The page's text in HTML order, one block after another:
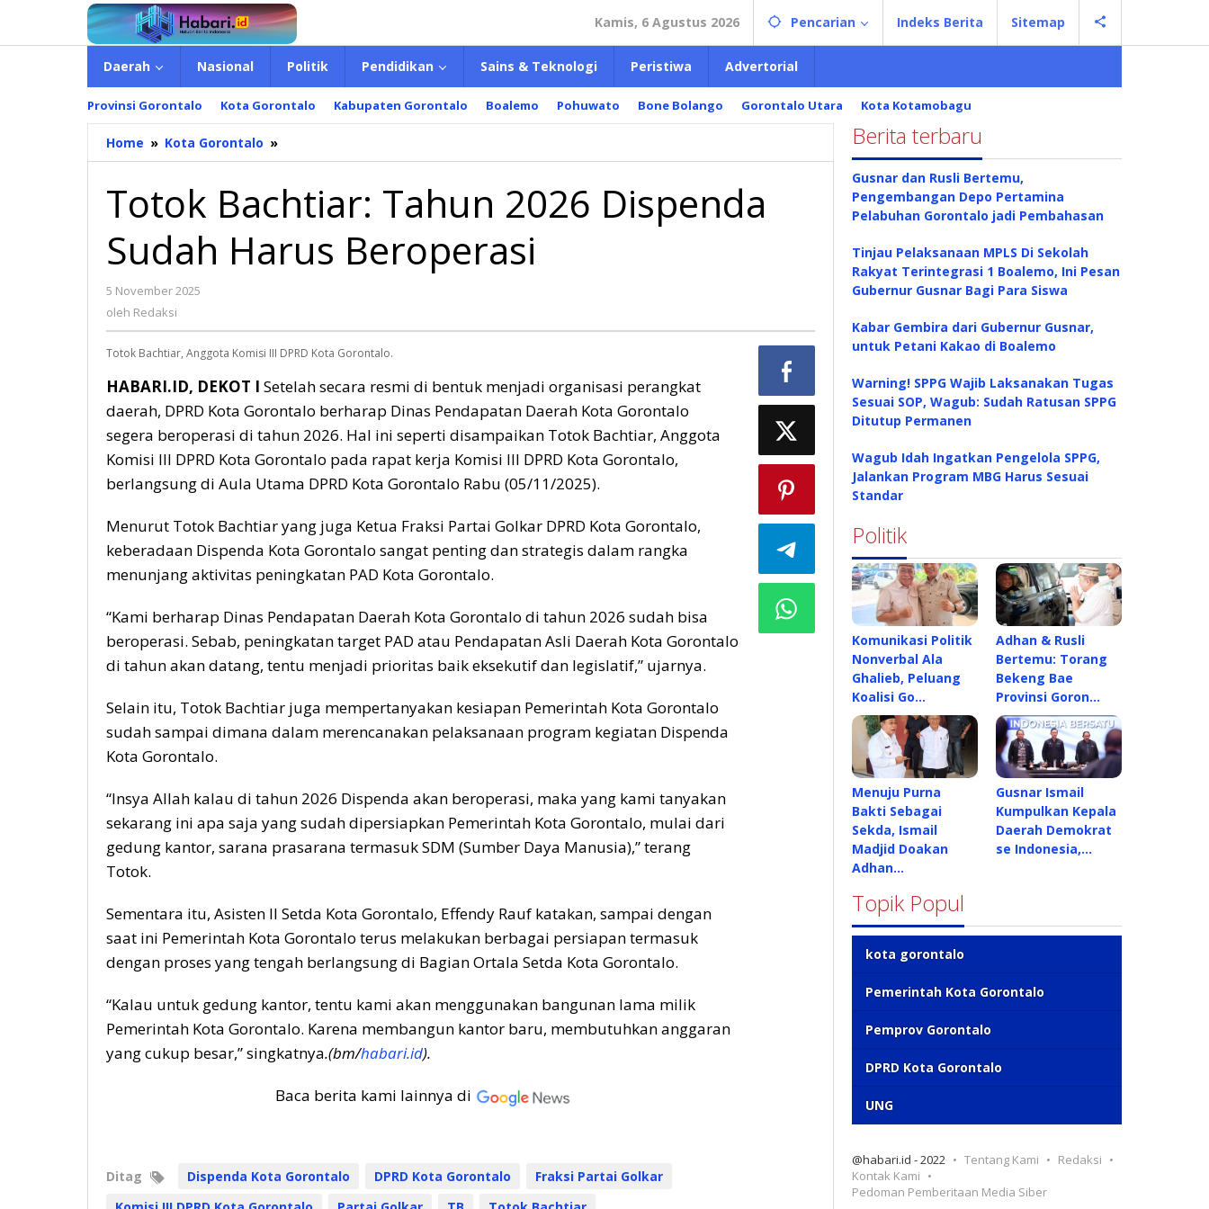
konten
Kamis, 6 Agustus 2026 Pencarian Indeks Berita Sitemap
Daerah Nasional Politik Pendidikan Sains & Teknologi Peristiwa Advertorial
Provinsi Gorontalo Kota Gorontalo Kabupaten Gorontalo Boalemo Pohuwato Bone Bolango Gorontalo Utara Kota Kotamobagu
Home » Kota Gorontalo »
Bachtiar:
2026
Dispenda
Harus
Totok Bachtiar: Tahun 2026 Dispenda
Sudah Harus Beroperasi
5 November 2025
oleh Redaksi
Totok Bachtiar, Anggota Komisi III DPRD Kota Gorontalo.
HABARI.ID, DEKOT I Setelah secara resmi di bentuk menjadi organisasi perangkat
daerah, DPRD Kota Gorontalo berharap Dinas Pendapatan Daerah Kota Gorontalo
segera beroperasi di tahun 2026. Hal ini seperti disampaikan Totok Bachtiar, Anggota
Komisi III DPRD Kota Gorontalo pada rapat kerja Komisi III DPRD Kota Gorontalo,
berlangsung di Aula Utama DPRD Kota Gorontalo Rabu (05/11/2025).
Menurut Totok Bachtiar yang juga Ketua Fraksi Partai Golkar DPRD Kota Gorontalo,
keberadaan Dispenda Kota Gorontalo sangat penting dan strategis dalam rangka
menunjang aktivitas peningkatan PAD Kota Gorontalo.
“Kami berharap Dinas Pendapatan Daerah Kota Gorontalo di tahun 2026 sudah bisa
beroperasi. Sebab, peningkatan target PAD atau Pendapatan Asli Daerah Kota Gorontalo
di tahun akan datang, tentu menjadi prioritas baik eksekutif dan legislatif,” ujarnya.
Selain itu, Totok Bachtiar juga mempertanyakan kesiapan Pemerintah Kota Gorontalo
sudah sampai dimana dalam merencanakan pelaksanaan program kegiatan Dispenda
Kota Gorontalo.
“Insya Allah kalau di tahun 2026 Dispenda akan beroperasi, maka yang kami tanyakan
sekarang ini apa saja yang sudah dipersiapkan Pemerintah Kota Gorontalo, mulai dari
gedung kantor, sarana prasarana termasuk SDM (Sumber Daya Manusia),” terang
Totok.
Sementara itu, Asisten II Setda Kota Gorontalo, Effendy Rauf katakan, sampai dengan
saat ini Pemerintah Kota Gorontalo terus melakukan berbagai persiapan termasuk
dengan proses yang tengah berlangsung di Bagian Ortala Setda Kota Gorontalo.
“Kalau untuk gedung kantor, tentu kami akan menggunakan bangunan lama milik
Pemerintah Kota Gorontalo. Karena membangun kantor baru, membutuhkan anggaran
yang cukup besar,” singkatnya.(bm/habari.id).
Baca berita kami lainnya di
Ditag Dispenda Kota Gorontalo DPRD Kota Gorontalo
Fraksi Partai Golkar
Berita terbaru
Gusnar dan Rusli Bertemu,
Pengembangan Depo Pertamina
Pelabuhan Gorontalo jadi Pembahasan
Tinjau Pelaksanaan MPLS Di Sekolah
Rakyat Terintegrasi 1 Boalemo, Ini Pesan
Gubernur Gusnar Bagi Para Siswa
Kabar Gembira dari Gubernur Gusnar,
untuk Petani Kakao di Boalemo
Warning! SPPG Wajib Laksanakan Tugas
Sesuai SOP, Wagub: Sudah Ratusan SPPG
Ditutup Permanen
Wagub Idah Ingatkan Pengelola SPPG,
Jalankan Program MBG Harus Sesuai
Standar
Politik
Komunikasi Politik
Nonverbal Ala
Ghalieb, Peluang
Koalisi Go…
Adhan & Rusli
Bertemu: Torang
Bekeng Bae
Provinsi Goron…
Menuju Purna
Bakti Sebagai
Sekda, Ismail
Madjid Doakan
Adhan…
Gusnar Ismail
Kumpulkan Kepala
Daerah Demokrat
se Indonesia,…
Topik Popul
kota gorontalo
Pemerintah Kota Gorontalo
Pemprov Gorontalo
DPRD Kota Gorontalo
UNG
@habari.id - 2022 Tentang Kami
Redaksi
Kontak Kami
Pedoman Pemberitaan Media Siber